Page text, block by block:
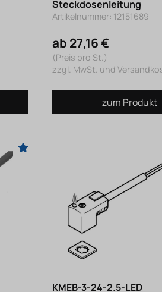
Steckdosenleitung
Artikelnummer: 12151689
ab 27,16 €
(Preis pro St.)
zzgl. MwSt. und
zum Produkt
KMEB-3-24-2.5-LED